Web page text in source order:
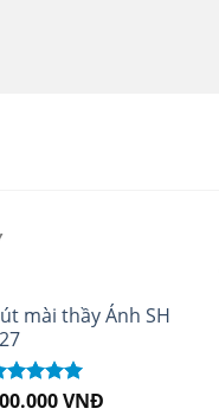
mài thầy Ánh SH
xếpVNĐ